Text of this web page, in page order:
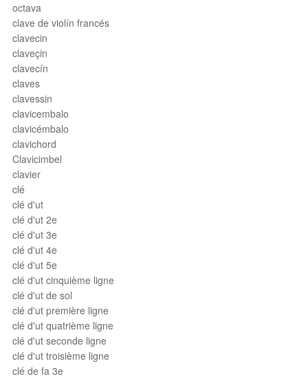
octava
clave de violín francés
clavecin
claveçin
clavecín
claves
clavessin
clavicembalo
clavicémbalo
clavichord
Clavicimbel
clavier
clé
clé d'ut
clé d'ut 2e
clé d'ut 3e
clé d'ut 4e
clé d'ut 5e
clé d'ut cinquième ligne
clé d'ut de sol
clé d'ut première ligne
clé d'ut quatrième ligne
clé d'ut seconde ligne
clé d'ut troisième ligne
clé de fa 3e